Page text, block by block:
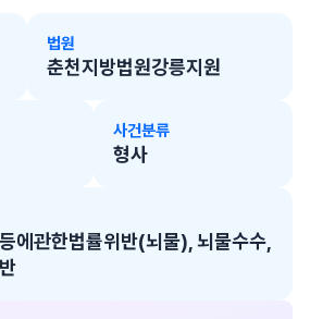
법원
춘천지방법원강릉지원
사건분류
형사
에관한법률위반(뇌물), 뇌물수수,